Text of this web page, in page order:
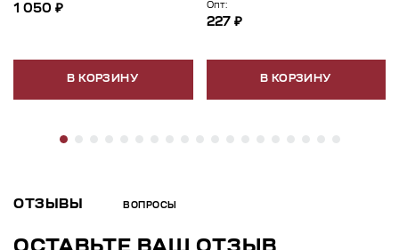
1 050 ₽
В КОРЗИНУ
Опт:
227 ₽
В КОРЗИНУ
ОТЗЫВЫ ВОПРОСЫ